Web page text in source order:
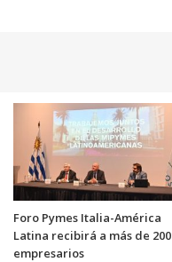
Foro Pymes Italia-América
Latina recibirá a más de 200
empresarios